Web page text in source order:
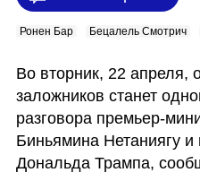
Ронен Бар Бецалель Смотрич
Во вторник, 22 апреля,
заложников станет
разговора премьер-
Биньямина Нетаниягу
Дональда Трампа,